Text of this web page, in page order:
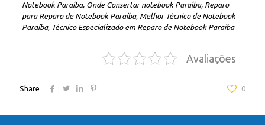
Notebook Paraíba, Onde Consertar notebook Paraíba, Reparo
para Reparo de Notebook Paraíba, Melhor Tècnico de Notebook
Paraíba, Técnico Especializado em Reparo de Notebook Paraíba
Avaliações
Share 0